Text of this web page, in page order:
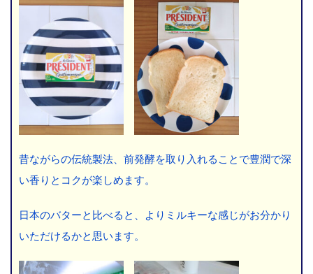
昔ながらの伝統製法、前発酵を取り入れることで豊潤で深
い香りとコクが楽しめます。
日本のバターと比べると、よりミルキーな感じがお分かり
いただけるかと思います。